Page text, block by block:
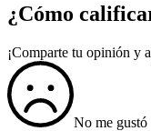
¿Cómo
¡Comparte tu opinión y
No me gustó